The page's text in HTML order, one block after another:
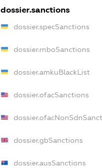
dossier.sanctions
dossier.specSanctions
dossier.rnboSanctions
dossier.amkuBlackList
dossier.ofacSanctions
dossier.gbSanctions
dossier.ausSanctions